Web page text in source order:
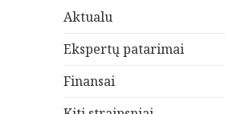
Aktualu
Ekspertų patarimai
Finansai